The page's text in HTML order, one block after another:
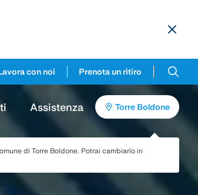
con noi Prenota un ritiro
Assistenza Torre Boldone
di Torre Boldone. Potrai cambiarlo in